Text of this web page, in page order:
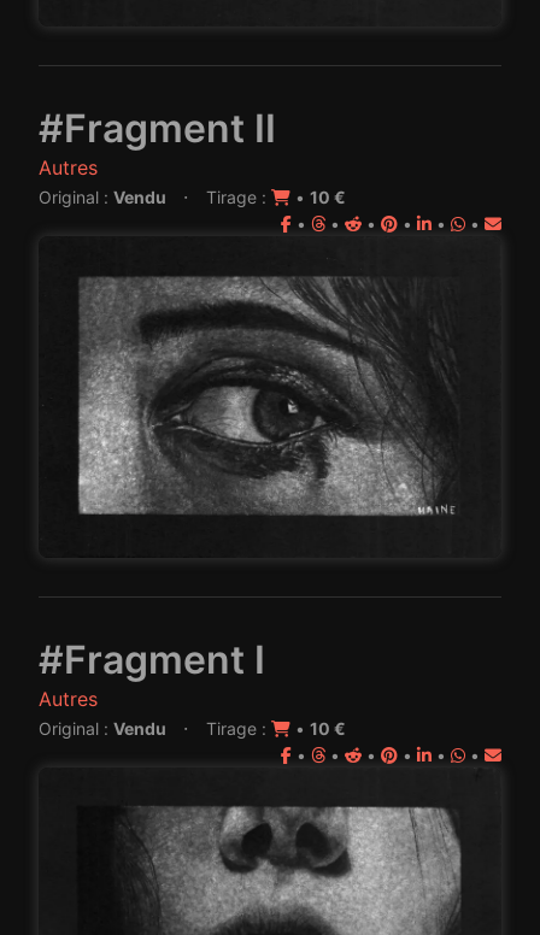
#Fragment II
Autres
Original : Vendu · Tirage : • 10 €
•
• • • • •
#Fragment I
Autres
Original : Vendu · Tirage : • 10 €
•
• • • • •